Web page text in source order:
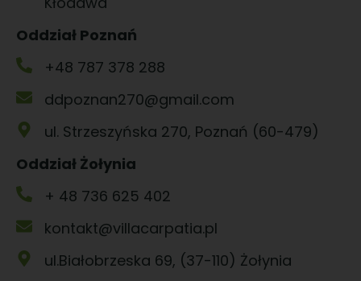
Oddział Poznań
+48 787 378 288
ddpoznan270@gmail.com
ul. Strzeszyńska 270, Poznań (60-479)
Oddział Żołynia
+ 48 736 625 402
kontakt@villacarpatia.pl
ul.Białobrzeska 69, (37-110) Żołynia